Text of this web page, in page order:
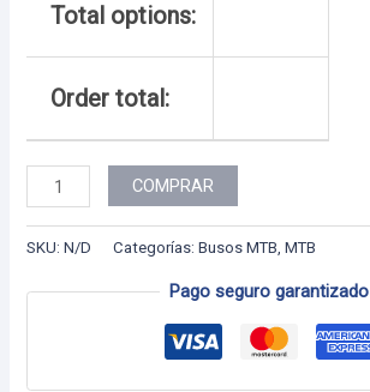
Total options:
Order total:
BUSO
MTB
7
COMPRAR
SKU:N/D Categorías:Busos MTB,MTB
Pago seguro garantizado